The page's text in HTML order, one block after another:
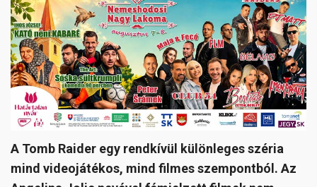
A Tomb Raider egy rendkívül különleges széria
mind videojátékos, mind filmes szempontból. Az